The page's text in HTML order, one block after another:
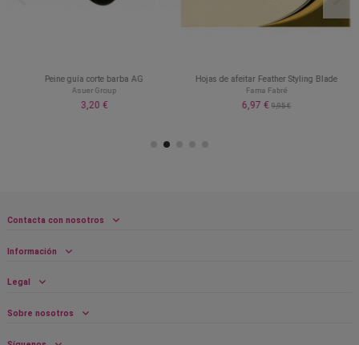
Peine guía corte barba AG
Asuer Group
3,20 €
Hojas de afeitar Feather Styling Blade
Fama Fabré
6,97 € 9,95 €
Contacta con nosotros
Información
Legal
Sobre nosotros